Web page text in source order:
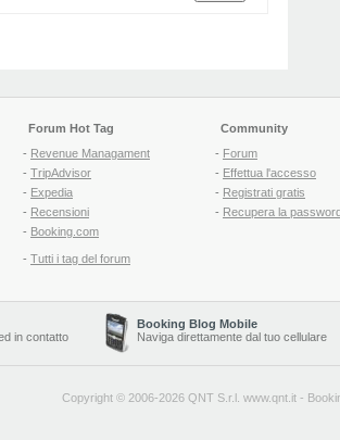
Forum Hot Tag
- Revenue Managament
- TripAdvisor
- Expedia
- Recensioni
- Booking.com
- Tutti i tag del forum
Community
- Forum
- Effettua l'accesso
- Registrati gratis
- Recupera la
in contatto
Booking Blog Mobile
Naviga direttamente dal tuo cellulare
Copyright © 2006-2026 QNT S.r.l. www.qnt.it -